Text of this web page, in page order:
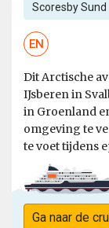
Scoresby Sund
EN
Dit Arctische
IJsberen in
in Groenland
omgeving te
te voet tijdens
Ga naar de